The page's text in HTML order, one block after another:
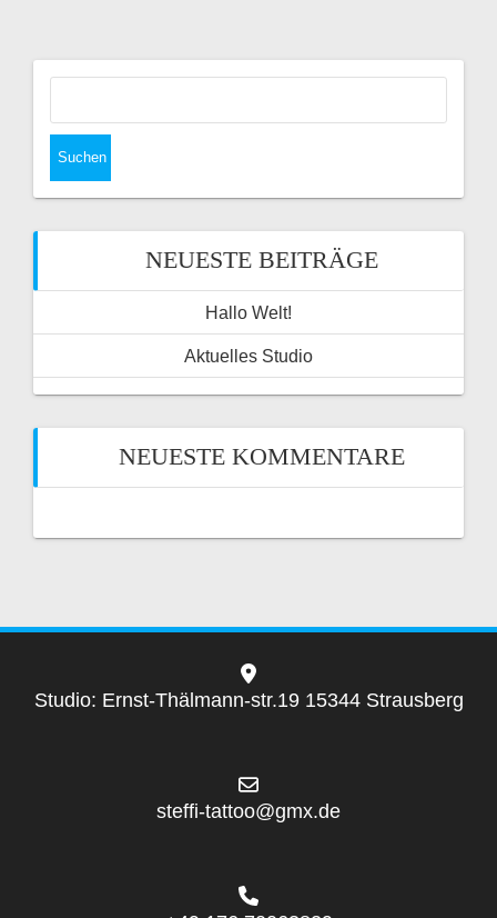
NEUESTE BEITRÄGE
Hallo Welt!
Aktuelles Studio
NEUESTE KOMMENTARE
Studio: Ernst-Thälmann-str.19 15344 Strausberg
steffi-tattoo@gmx.de